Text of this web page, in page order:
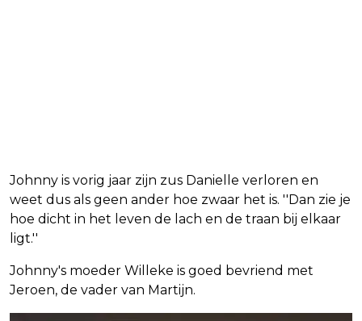
Johnny is vorig jaar zijn zus Danielle verloren en
weet dus als geen ander hoe zwaar het is. ''Dan zie je
hoe dicht in het leven de lach en de traan bij elkaar
ligt.''
Johnny's moeder Willeke is goed bevriend met
Jeroen, de vader van Martijn.